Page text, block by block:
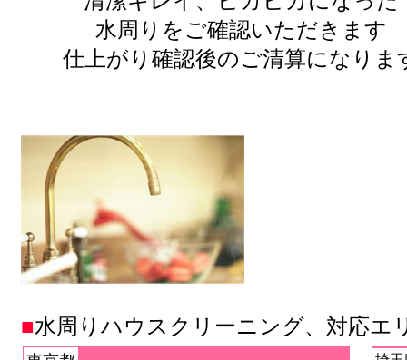
水周りをご確認いただきます
仕上がり確認後のご清算になりま
■水周りハウスクリーニング、対応エ